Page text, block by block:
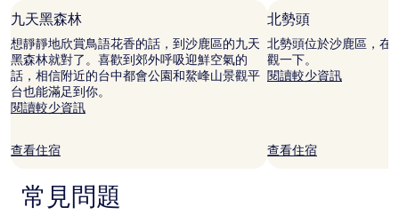
出
現
變
動，
可
能
設
他
款。
九天黑森林
想靜靜地欣賞鳥語花香的話，到沙鹿區的九天
黑森林就對了。喜歡到郊外呼吸迎鮮空氣的
話，相信附近的台中都會公園和鰲峰山景觀平
台也能滿足到你。
閱讀較少資訊
查看住宿
北勢頭
北勢頭位於沙鹿區，在
觀一下。
閱讀較少資訊
查看住宿
常見問題